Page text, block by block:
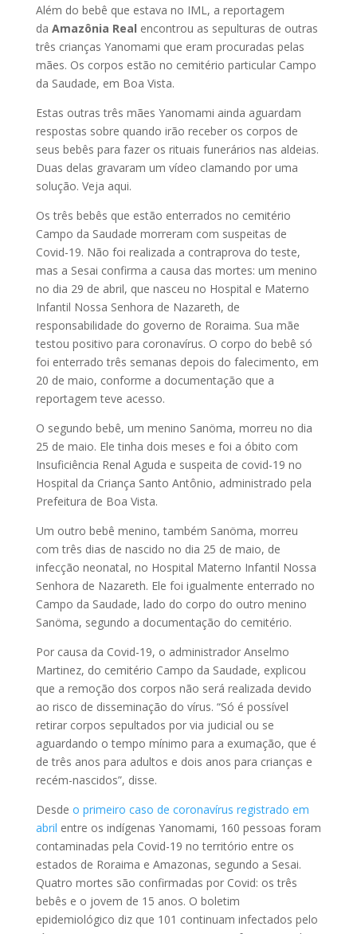
Além do bebê que estava no IML, a reportagem
da Amazônia Real encontrou as sepulturas de outras
três crianças Yanomami que eram procuradas pelas
mães. Os corpos estão no cemitério particular Campo
da Saudade, em Boa Vista.
Estas outras três mães Yanomami ainda aguardam
respostas sobre quando irão receber os corpos de
seus bebês para fazer os rituais funerários nas aldeias.
Duas delas gravaram um vídeo clamando por uma
solução. Veja aqui.
Os três bebês que estão enterrados no cemitério
Campo da Saudade morreram com suspeitas de
Covid-19. Não foi realizada a contraprova do teste,
mas a Sesai confirma a causa das mortes: um menino
no dia 29 de abril, que nasceu no Hospital e Materno
Infantil Nossa Senhora de Nazareth, de
responsabilidade do governo de Roraima. Sua mãe
testou positivo para coronavírus. O corpo do bebê só
foi enterrado três semanas depois do falecimento, em
20 de maio, conforme a documentação que a
reportagem teve acesso.
O segundo bebê, um menino Sanöma, morreu no dia
25 de maio. Ele tinha dois meses e foi a óbito com
Insuficiência Renal Aguda e suspeita de covid-19 no
Hospital da Criança Santo Antônio, administrado pela
Prefeitura de Boa Vista.
Um outro bebê menino, também Sanöma, morreu
com três dias de nascido no dia 25 de maio, de
infecção neonatal, no Hospital Materno Infantil Nossa
Senhora de Nazareth. Ele foi igualmente enterrado no
Campo da Saudade, lado do corpo do outro menino
Sanöma, segundo a documentação do cemitério.
Por causa da Covid-19, o administrador Anselmo
Martinez, do cemitério Campo da Saudade, explicou
que a remoção dos corpos não será realizada devido
ao risco de disseminação do vírus. “Só é possível
retirar corpos sepultados por via judicial ou se
aguardando o tempo mínimo para a exumação, que é
de três anos para adultos e dois anos para crianças e
recém-nascidos”, disse.
Desde o primeiro caso de coronavírus registrado em
abril entre os indígenas Yanomami, 160 pessoas foram
contaminadas pela Covid-19 no território entre os
estados de Roraima e Amazonas, segundo a Sesai.
Quatro mortes são confirmadas por Covid: os três
bebês e o jovem de 15 anos. O boletim
epidemiológico diz que 101 continuam infectados pelo